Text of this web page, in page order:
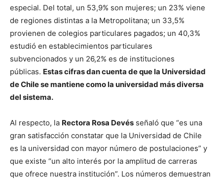
especial. Del total, un 53,9% son mujeres; un 23% viene
de regiones distintas a la Metropolitana; un 33,5%
provienen de colegios particulares pagados; un 40,3%
estudió en establecimientos particulares
subvencionados y un 26,2% es de instituciones
públicas. Estas cifras dan cuenta de que la Universidad
de Chile se mantiene como la universidad más diversa
del sistema.
Al respecto, la Rectora Rosa Devés señaló que “es una
gran satisfacción constatar que la Universidad de Chile
es la universidad con mayor número de postulaciones” y
que existe “un alto interés por la amplitud de carreras
que ofrece nuestra institución”. Los números demuestran